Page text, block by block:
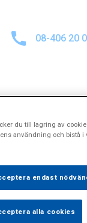
08-406 20
du till lagring av
användning och bistå i
endast
alla cookies